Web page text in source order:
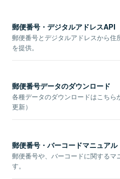
郵便番号・デジタルアドレスAPI
郵便番号とデジタルアドレスから住
を提供。
郵便番号データのダウンロード
各種データのダウンロードはこちら
更新）
郵便番号・バーコードマニュアル
郵便番号や、バーコードに関するマ
す。